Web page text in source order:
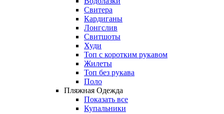
Свитера
Кардиганы
Лонгслив
Свитшоты
Худи
Топ с коротким рукавом
Жилеты
Топ без рукава
Поло
Пляжная Одежда
Показать все
Купальники